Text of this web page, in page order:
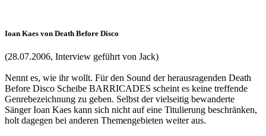
Ioan Kaes von Death Before Disco
(28.07.2006, Interview geführt von Jack)
Nennt es, wie ihr wollt. Für den Sound der herausragenden Death
Before Disco Scheibe BARRICADES scheint es keine treffende
Genrebezeichnung zu geben. Selbst der vielseitig bewanderte
Sänger Ioan Kaes kann sich nicht auf eine Titulierung beschränken,
holt dagegen bei anderen Themengebieten weiter aus.